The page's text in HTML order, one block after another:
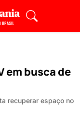
em busca de
recuperar espaço no